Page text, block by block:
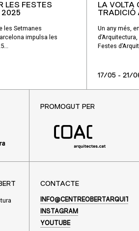
LES FESTES
2025
les Setmanes
impulsa les
LA VOLTA
TRADICIÓ
Un any més,
Festes
17/05 - 21/
PROMOGUT PER
CONTACTE
INSTAGRAM
YOUTUBE